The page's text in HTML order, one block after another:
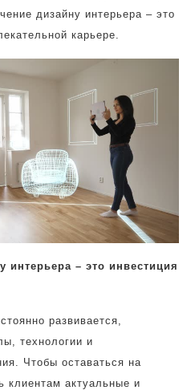
дизайну интерьера – это
карьере.
интерьера – это инвестиция
развивается,
технологии и
Чтобы оставаться на
клиентам актуальные и